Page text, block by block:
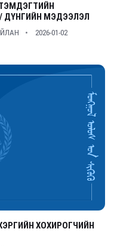
ДҮНГИЙН МЭДЭЭЛЭЛ
2026-01-02
ХОХИРОГЧИЙН